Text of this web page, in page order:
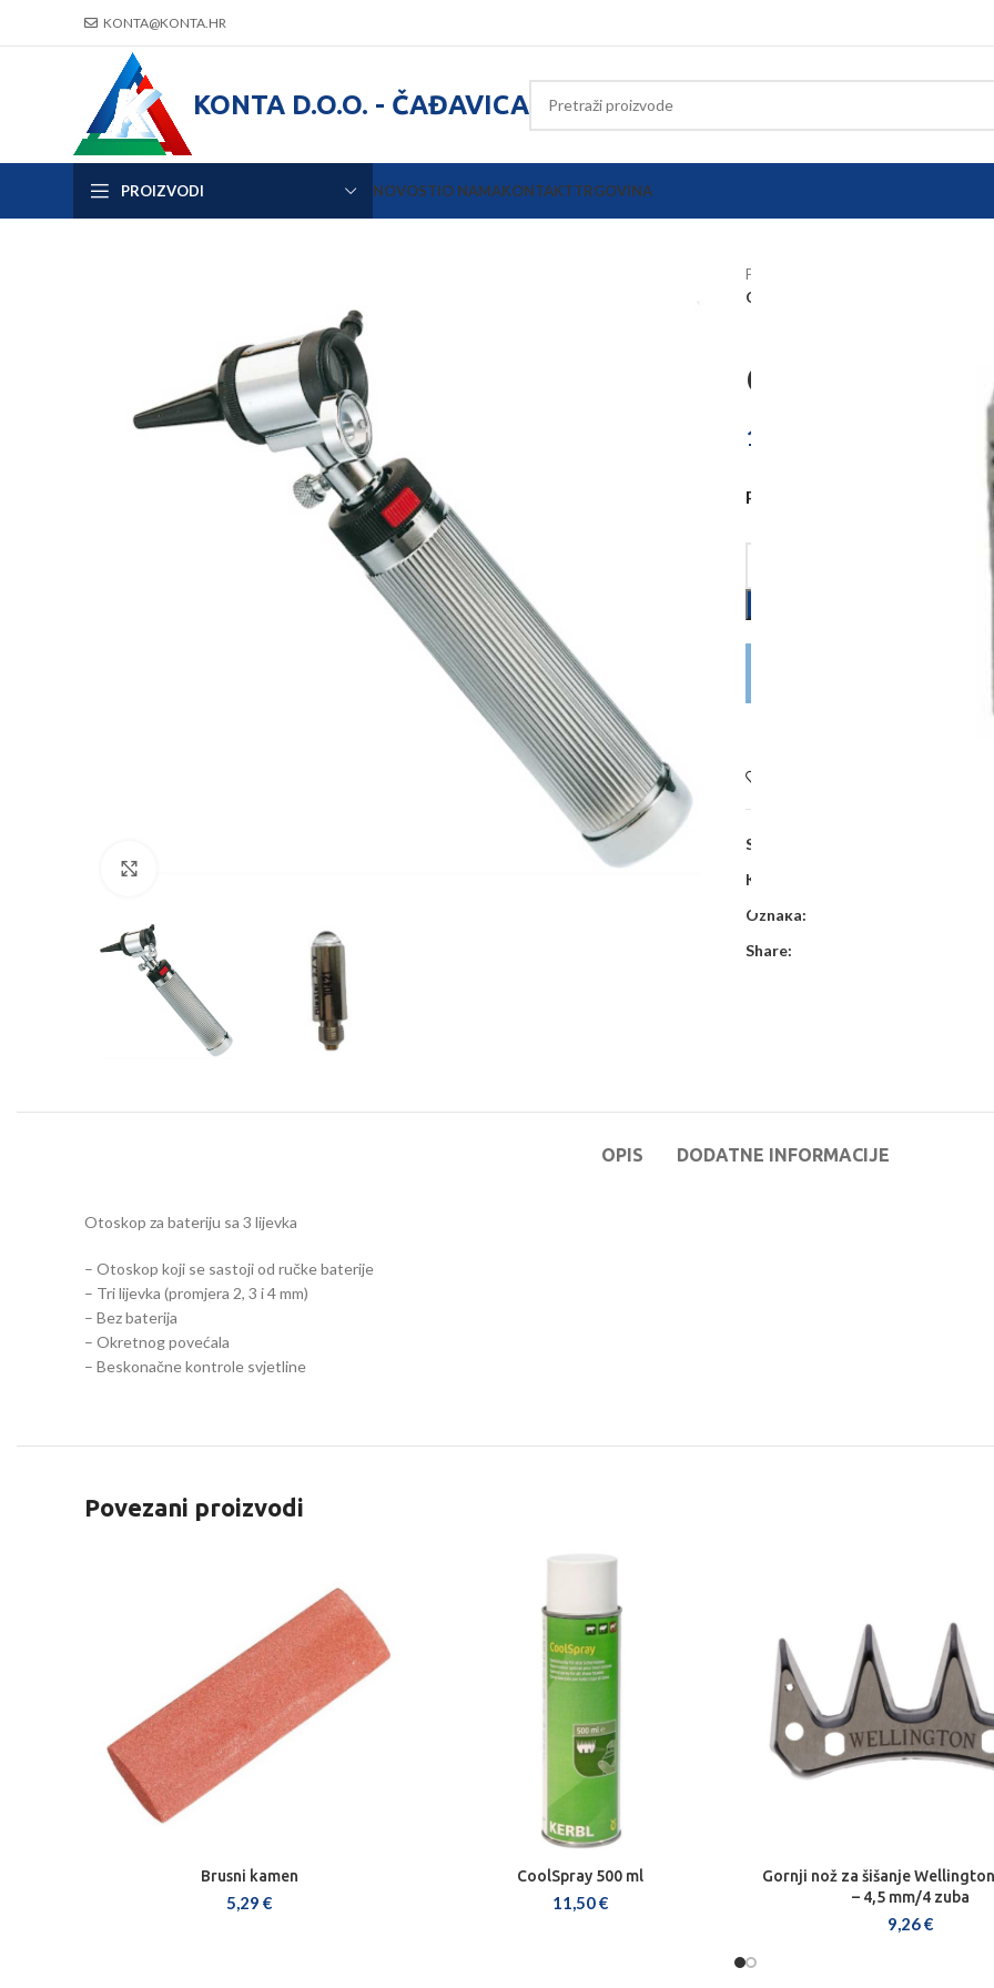
KONTA@KONTA.HR
KONTA D.O.O. - ČAĐAVICA
PROIZVODI NOVOSTIO NAMAKONTAKTTRGOVINA
Početna
Otoskop za bateriju sa 3 lijevka
Otoskop za
18,30
PROIZVOD
SKU:
Kategorije:
Oznaka:
Share:
OPIS DODATNE INFORMACIJE
Otoskop za bateriju sa 3 lijevka
– Otoskop koji se sastoji od ručke baterije
– Tri lijevka (promjera 2, 3 i 4 mm)
– Bez baterija
– Okretnog povećala
– Beskonačne kontrole svjetline
Povezani proizvodi
DODAJ U KOŠARICU
Brusni kamen
5,29 €
DODAJ U KOŠARICU
CoolSpray 500 ml
11,50€
DODAJ U KOŠARICU
Gornji nož za šišanje
– 4,5 mm/4 zuba
9,26€